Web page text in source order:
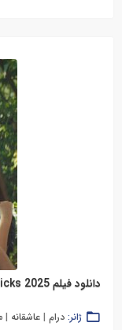
دانلود فیلم Mile End Kicks 2025
ژانر: درام | عاشقانه |